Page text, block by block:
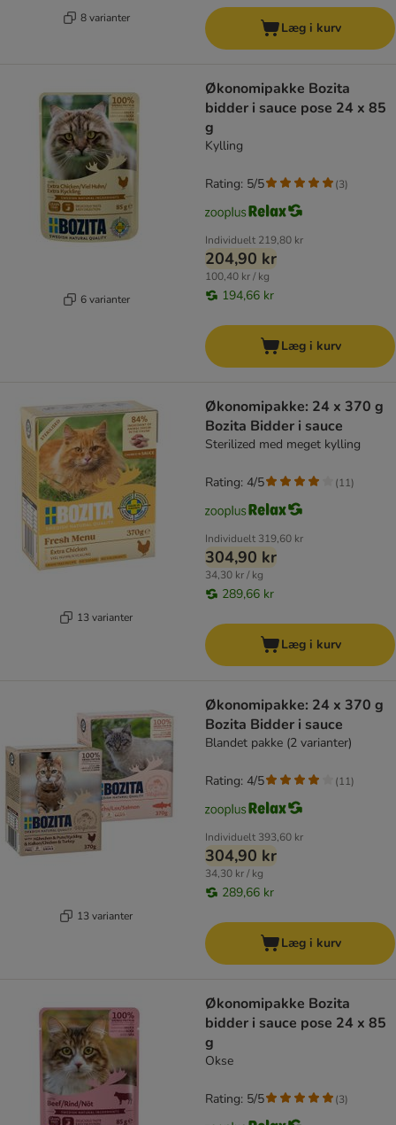
8 varianter
Læg i kurv
6 varianter
Økonomipakke Bozita
bidder i sauce pose 24 x 85
g
Kylling
Individuelt 219,80 kr
204,90 kr
100,40 kr / kg
194,66 kr
Rating: 5/5 (3)
Læg i kurv
13 varianter
Økonomipakke: 24 x 370 g
Bozita Bidder i sauce
Sterilized med meget kylling
Individuelt 319,60 kr
304,90 kr
34,30 kr / kg
289,66 kr
Rating: 4/5 (11)
Læg i kurv
13 varianter
Økonomipakke: 24 x 370 g
Bozita Bidder i sauce
Blandet pakke (2 varianter)
Individuelt 393,60 kr
304,90 kr
34,30 kr / kg
289,66 kr
Rating: 4/5 (11)
Læg i kurv
Økonomipakke Bozita
bidder i sauce pose 24 x 85
g
Okse
Rating: 5/5 (3)